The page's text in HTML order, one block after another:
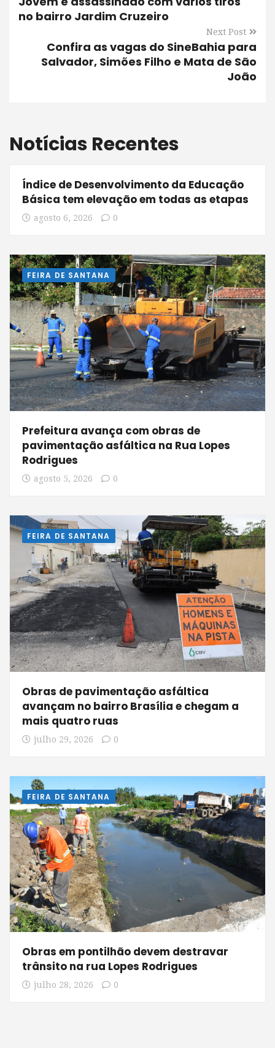
no bairro Jardim Cruzeiro
Next Post
Confira as vagas do SineBahia para
Salvador, Simões Filho e Mata de São
João
Notícias Recentes
Índice de Desenvolvimento da Educação
Básica tem elevação em todas as etapas
agosto 6, 2026 0
FEIRA DE SANTANA
Prefeitura avança com obras de
pavimentação asfáltica na Rua Lopes
Rodrigues
agosto 5, 2026 0
FEIRA DE SANTANA
Obras de pavimentação asfáltica
avançam no bairro Brasília e chegam a
mais quatro ruas
julho 29, 2026 0
FEIRA DE SANTANA
Obras em pontilhão devem destravar
trânsito na rua Lopes Rodrigues
julho 28, 2026 0